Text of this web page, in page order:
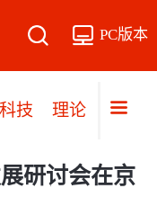
PC版本
科技 理论 党建
研讨会在京